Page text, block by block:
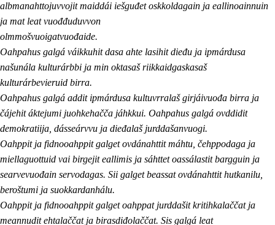
albmanahttojuvvojit maiddái iešguđet oskkoldagain ja eallinoainnuin
ja mat leat vuođđuduvvon
olmmošvuoigatvuođaide.
Oahpahus galgá váikkuhit dasa ahte lasihit dieđu ja ipmárdusa
našunála kulturárbbi ja min oktasaš riikkaidgaskasaš
kulturárbevieruid birra.
Oahpahus galgá addit ipmárdusa kultuvrralaš girjáivuođa birra ja
čájehit áktejumi juohkehačča jáhkkui. Oahpahus galgá ovddidit
demokratiija, dásseárvvu ja dieđalaš jurddašanvuogi.
Oahppit ja fidnooahppit galget ovdánahttit máhtu, čehppodaga ja
miellaguottuid vai birgejit eallimis ja sáhttet oassálastit bargguin ja
searvevuođain servodagas. Sii galget beassat ovdánahttit hutkanilu,
beroštumi ja suokkardanhálu.
Oahppit ja fidnooahppit galget oahppat jurddašit kritihkalaččat ja
meannudit ehtalaččat ja birasdiđolaččat. Sis galgá leat